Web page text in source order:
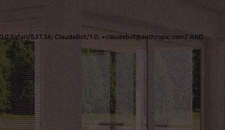
Safari/537.36; ClaudeBot/1.0; +claudebot@anthropic.com)' AND